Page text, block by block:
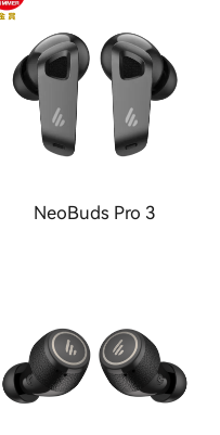
NeoBuds Pro 3